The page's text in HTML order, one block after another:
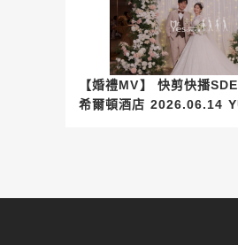
【婚禮MV】 快剪快播SDE @台北新板
希爾頓酒店 2026.06.14 YUTING +